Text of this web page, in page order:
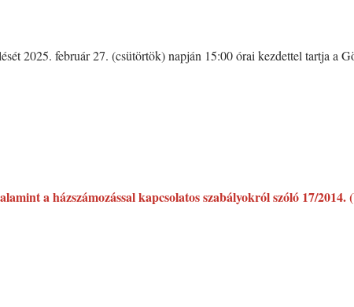
2025. február 27. (csütörtök) napján 15:00 órai kezdettel tartja a
a házszámozással kapcsolatos szabályokról szóló 17/